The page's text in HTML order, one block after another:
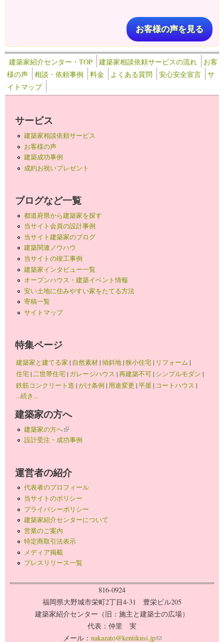
お客様の声を見る
建築家紹介センター・TOP 建築家相談依頼サービスの流れ
お客
様の声
相談・依頼事例 料金 よくある質問 安心安全宣言
サ
イトマップ
サービス
建築家相談依頼サービス
お客様の声
建築成功事例
成約お祝いプレゼント
ブログなど一覧
都道府県から建築家を探す
当サイト会員の設計事例
当サイト建築家のブログ
建築関連ノウハウ
当サイトの竣工事例
建築家インタビュー一覧
オープンハウス・建築イベント情報
安い土地に住みやすい家をたてる方法
寄稿一覧
サイトマップ
特集ページ
建築家と建てる家 | 自然素材|傾斜地|狭小住宅| リフォーム |
住宅|二世帯住宅| ガレージハウス |再建築不可| シンプルモダン |
鉄筋コンクリート造 |がけ条例 | 用途変更 |平屋 | コートハウス |
...続き...
建築家の方へ
建築家の方へ(link is external)
設計受注・成功事例
運営者の紹介
代表者のプロフィール
当サイトのポリシー
プライバシーポリシー
建築家紹介センターについて
営業のご案内
特定商取引法表示
メディア掲載
プレスリリース一覧
816-0924
福岡県大野城市栄町2丁目4-31 豊栄ビル205
建築家紹介センター（旧：施主と建築士の広場）
代表：仲里 実
メール： nakazato@kentikusi.jp(link sends e-mail)